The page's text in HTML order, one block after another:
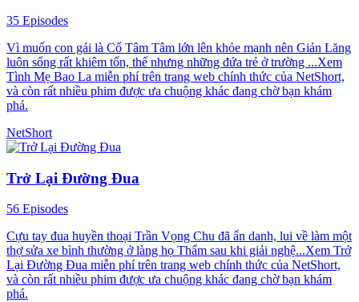
35 Episodes
Vì muốn con gái là Cố Tâm Tâm lớn lên khỏe mạnh nên Giản Lăng
luôn sống rất khiêm tốn, thế nhưng những đứa trẻ ở trường ...Xem
Tình Mẹ Bao La miễn phí trên trang web chính thức của NetShort,
và còn rất nhiều phim được ưa chuộng khác đang chờ bạn khám
phá.
NetShort
Trở Lại Đường Đua
56 Episodes
Cựu tay đua huyền thoại Trần Vọng Chu đã ẩn danh, lui về làm một
thợ sửa xe bình thường ở làng họ Thẩm sau khi giải nghệ...Xem Trở
Lại Đường Đua miễn phí trên trang web chính thức của NetShort,
và còn rất nhiều phim được ưa chuộng khác đang chờ bạn khám
phá.